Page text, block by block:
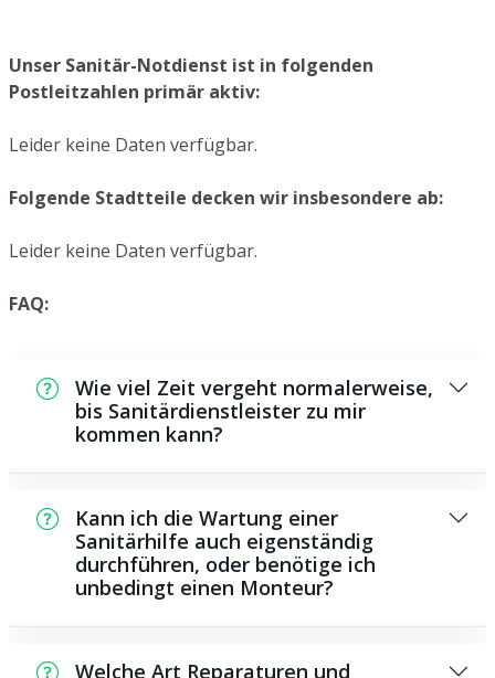
Unser Sanitär-Notdienst ist in folgenden
Postleitzahlen primär aktiv:
Leider keine Daten verfügbar.
Folgende Stadtteile decken wir insbesondere ab:
Leider keine Daten verfügbar.
FAQ:
Wie viel Zeit vergeht normalerweise,
bis Sanitärdienstleister zu mir
kommen kann?
Schadensstelle sein. Das hängt unter
anderem von der Auftragslage zu dem
Zeitpunkt ab und von der Verkehrssituation
und der örtlichen Gegebenheit.
Kann ich die Wartung einer
Sanitärhilfe auch eigenständig
durchführen, oder benötige ich
unbedingt einen Monteur?
Wartungsarbeiten, die Sie eigenständig
Welche Art Reparaturen und